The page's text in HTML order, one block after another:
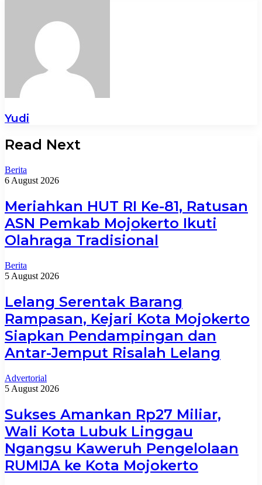
Yudi
Read Next
Berita
6 August 2026
Meriahkan HUT RI Ke-81, Ratusan
ASN Pemkab Mojokerto Ikuti
Olahraga Tradisional
Berita
5 August 2026
Lelang Serentak Barang
Rampasan, Kejari Kota Mojokerto
Siapkan Pendampingan dan
Antar-Jemput Risalah Lelang
Advertorial
5 August 2026
Sukses Amankan Rp27 Miliar,
Wali Kota Lubuk Linggau
Ngangsu Kaweruh Pengelolaan
RUMIJA ke Kota Mojokerto